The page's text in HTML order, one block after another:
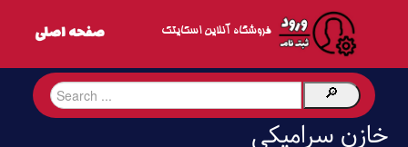
فروشگاه آنلاین اسکایتک
خازن سرامیکی